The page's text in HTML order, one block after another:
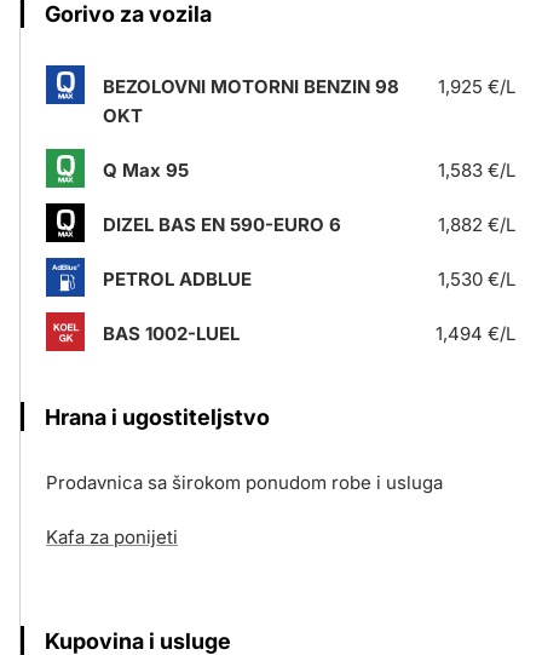
Gorivo za vozila
BEZOLOVNI MOTORNI BENZIN 98
OKT
1,925 €/L
Q Max 95 1,583 €/L
DIZEL BAS EN 590-EURO 6 1,882 €/L
PETROL ADBLUE 1,530 €/L
BAS 1002-LUEL 1,494 €/L
Hrana i ugostiteljstvo
Prodavnica sa širokom ponudom robe i usluga
Kafa za ponijeti
Kupovina i usluge